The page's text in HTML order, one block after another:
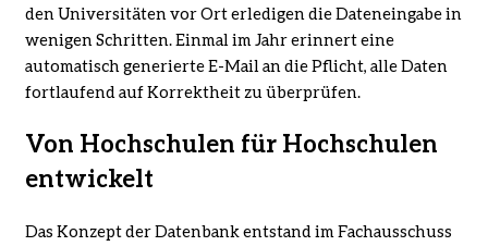
den Universitäten vor Ort erledigen die Dateneingabe in
wenigen Schritten. Einmal im Jahr erinnert eine
automatisch generierte E-Mail an die Pflicht, alle Daten
fortlaufend auf Korrektheit zu überprüfen.
Von Hochschulen für Hochschulen
entwickelt
Das Konzept der Datenbank entstand im Fachausschuss